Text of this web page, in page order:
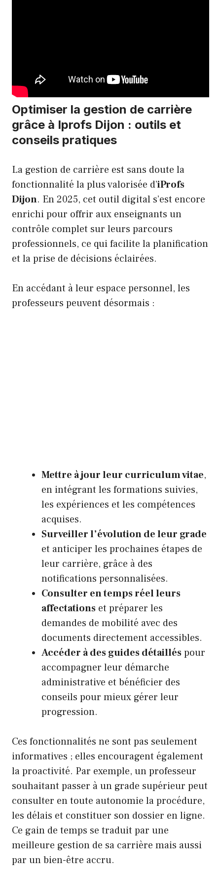
Optimiser la gestion de carrière
grâce à Iprofs Dijon : outils et
conseils pratiques
La gestion de carrière est sans doute la
fonctionnalité la plus valorisée d’iProfs
Dijon. En 2025, cet outil digital s’est encore
enrichi pour offrir aux enseignants un
contrôle complet sur leurs parcours
professionnels, ce qui facilite la planification
et la prise de décisions éclairées.
En accédant à leur espace personnel, les
professeurs peuvent désormais :
Mettre à jour leur curriculum vitae,
en intégrant les formations suivies,
les expériences et les compétences
acquises.
Surveiller l’évolution de leur grade
et anticiper les prochaines étapes de
leur carrière, grâce à des
notifications personnalisées.
Consulter en temps réel leurs
affectations et préparer les
demandes de mobilité avec des
documents directement accessibles.
Accéder à des guides détailléspour
accompagner leur démarche
administrative et bénéficier des
conseils pour mieux gérer leur
progression.
Ces fonctionnalités ne sont pas seulement
informatives ; elles encouragent également
la proactivité. Par exemple, un professeur
souhaitant passer à un grade supérieur peut
consulter en toute autonomie la procédure,
les délais et constituer son dossier en ligne.
Ce gain de temps se traduit par une
meilleure gestion de sa carrière mais aussi
par un bien-être accru.